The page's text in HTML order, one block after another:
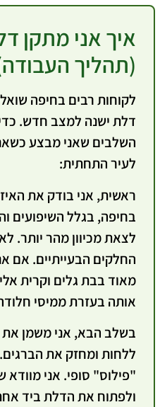
איך אני מתקן
(תהליך
לקוחות רבים בחיפה
דלת ישנה למצב חדש.
השלבים שאני מבצע
לעיר התחתית:
ראשית, אני בודק את
בחיפה, בגלל השיפועים
לצאת מכיוון מהר יותר.
החלקים הבעייתיים. אם
מאוד בבת גלים וקרית
אותה בעזרת ממיסי
בשלב הבא, אני משמן את
ללחות ומחזק את הברגים.
"פילוס" סופי. אני
ולפתוח את הדלת ביד